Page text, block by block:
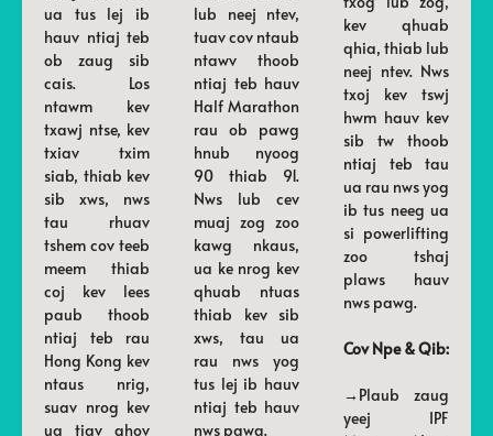
ua tus lej ib
hauv ntiaj teb
ob zaug sib
cais. Los
ntawm kev
txawj ntse, kev
txiav txim
siab, thiab kev
sib xws, nws
tau rhuav
tshem cov teeb
meem thiab
coj kev lees
paub thoob
ntiaj teb rau
Hong Kong kev
ntaus nrig,
suav nrog kev
ua tiav qhov
lub neej ntev,
tuav cov ntaub
ntawv thoob
ntiaj teb hauv
Half Marathon
rau ob pawg
hnub nyoog
90 thiab 91.
Nws lub cev
muaj zog zoo
kawg nkaus,
ua ke nrog kev
qhuab ntuas
thiab kev sib
xws, tau ua
rau nws yog
tus lej ib hauv
ntiaj teb hauv
nws pawg.
kev qhuab
qhia, thiab lub
neej ntev. Nws
txoj kev tswj
hwm hauv kev
sib tw thoob
ntiaj teb tau
ua rau nws yog
ib tus neeg ua
si powerlifting
zoo tshaj
plaws hauv
nws pawg.
Cov Npe & Qib:
→Plaub zaug
yeej IPF